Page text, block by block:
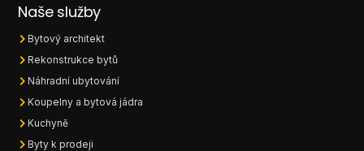
Naše služby
Bytový architekt
Rekonstrukce bytů
Náhradní ubytování
Koupelny a bytová jádra
Kuchyně
Byty k prodeji